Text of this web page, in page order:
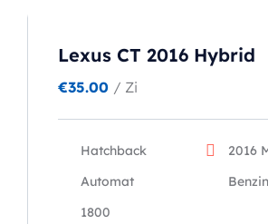
Lexus CT 2016 Hybrid
€35.00 / Zi
Hatchback
2016
Automat
1800